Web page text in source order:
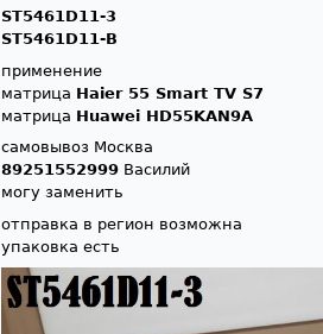
ST5461D11-3
ST5461D11-B
применение
матрица Haier 55 Smart TV S7
матрица Huawei HD55KAN9A
самовывоз Москва
89251552999 Василий
могу заменить
отправка в регион возможна
упаковка есть